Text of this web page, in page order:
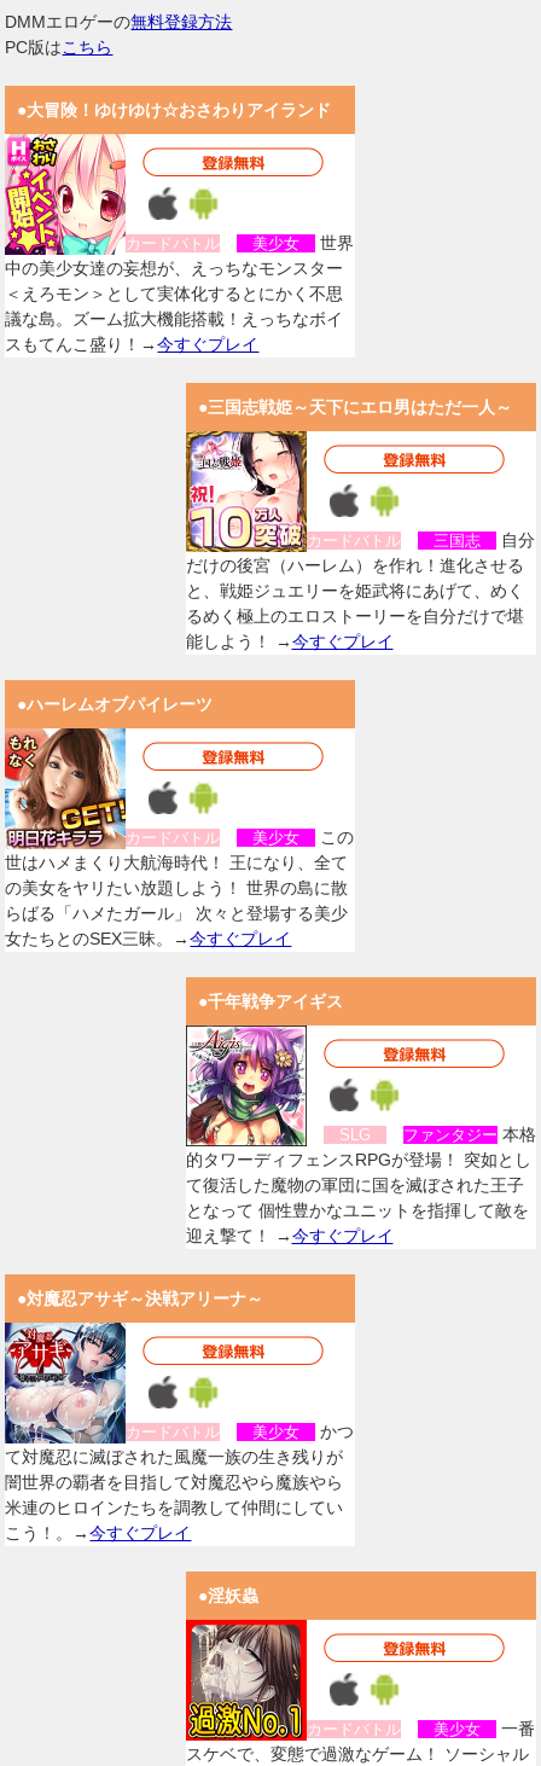
DMMエロゲーの無料登録方法
PC版はこちら
●大冒険！ゆけゆけ☆おさわりアイランド
カードバトル 美少女
世界
中の美少女達の妄想が、えっちなモンスター
＜えろモン＞として実体化するとにかく不思
議な島。ズーム拡大機能搭載！えっちなボイ
スもてんこ盛り！→今すぐプレイ
●三国志戦姫～天下にエロ男はただ一人～
カードバトル 三国志
自分
だけの後宮（ハーレム）を作れ！進化させる
と、戦姫ジュエリーを姫武将にあげて、めく
るめく極上のエロストーリーを自分だけで堪
能しよう！ →今すぐプレイ
●ハーレムオブパイレーツ
カードバトル 美少女
この
世はハメまくり大航海時代！ 王になり、全て
の美女をヤリたい放題しよう！ 世界の島に散
らばる「ハメたガール」 次々と登場する美少
女たちとのSEX三昧。→今すぐプレイ
●千年戦争アイギス
SLG ファンタジー 本格
的タワーディフェンスRPGが登場！ 突如とし
て復活した魔物の軍団に国を滅ぼされた王子
となって 個性豊かなユニットを指揮して敵を
迎え撃て！ →今すぐプレイ
●対魔忍アサギ～決戦アリーナ～
カードバトル 美少女
かつ
て対魔忍に滅ぼされた風魔一族の生き残りが
闇世界の覇者を目指して対魔忍やら魔族やら
米連のヒロインたちを調教して仲間にしてい
こう！。→今すぐプレイ
●淫妖蟲
カードバトル 美少女
一番
スケベで、変態で過激なゲーム！ ソーシャル